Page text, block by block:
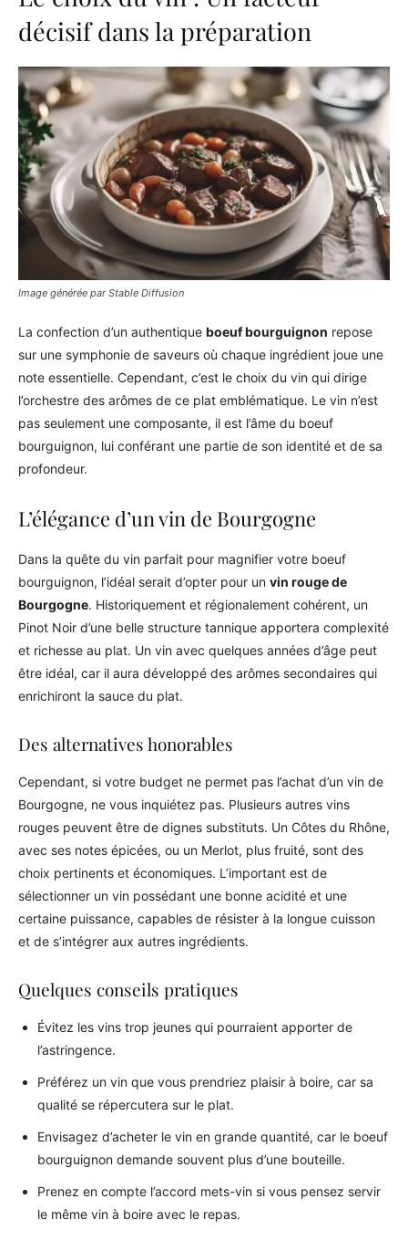
décisif dans la préparation
Image générée par Stable Diffusion
La confection d’un authentique boeuf bourguignon repose
sur une symphonie de saveurs où chaque ingrédient joue une
note essentielle. Cependant, c’est le choix du vin qui dirige
l’orchestre des arômes de ce plat emblématique. Le vin n’est
pas seulement une composante, il est l’âme du boeuf
bourguignon, lui conférant une partie de son identité et de sa
profondeur.
L’élégance d’un vin de Bourgogne
Dans la quête du vin parfait pour magnifier votre boeuf
bourguignon, l’idéal serait d’opter pour un vin rouge de
Bourgogne. Historiquement et régionalement cohérent, un
Pinot Noir d’une belle structure tannique apportera complexité
et richesse au plat. Un vin avec quelques années d’âge peut
être idéal, car il aura développé des arômes secondaires qui
enrichiront la sauce du plat.
Des alternatives honorables
Cependant, si votre budget ne permet pas l’achat d’un vin de
Bourgogne, ne vous inquiétez pas. Plusieurs autres vins
rouges peuvent être de dignes substituts. Un Côtes du Rhône,
avec ses notes épicées, ou un Merlot, plus fruité, sont des
choix pertinents et économiques. L’important est de
sélectionner un vin possédant une bonne acidité et une
certaine puissance, capables de résister à la longue cuisson
et de s’intégrer aux autres ingrédients.
Quelques conseils pratiques
Évitez les vins trop jeunes qui pourraient apporter de
l’astringence.
Préférez un vin que vous prendriez plaisir à boire, car sa
qualité se répercutera sur le plat.
Envisagez d’acheter le vin en grande quantité, car le boeuf
bourguignon demande souvent plus d’une bouteille.
Prenez en compte l’accord mets-vin si vous pensez servir
le même vin à boire avec le repas.